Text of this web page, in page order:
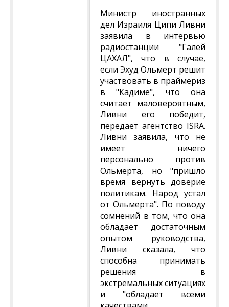
Министр иностранных
дел Израиля Ципи Ливни
заявила в интервью
радиостанции "Галей
ЦАХАЛ", что в случае,
если Эхуд Ольмерт решит
участвовать в праймериз
в "Кадиме", что она
считает маловероятным,
Ливни его победит,
передает агентство ISRA.
Ливни заявила, что не
имеет ничего
персонально против
Ольмерта, но "пришло
время вернуть доверие
политикам. Народ устал
от Ольмерта". По поводу
сомнений в том, что она
обладает достаточным
опытом руководства,
Ливни сказала, что
способна принимать
решения в
экстремальных ситуациях
и "обладает всеми